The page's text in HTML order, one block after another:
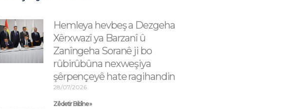
Hemleya hevbeş a Dezgeha
Xêrxwazî ya Barzanî û
Zanîngeha Soranê ji bo
rûbirûbûna nexweşiya
şêrpençeyê hate ragihandin
28/07/2026
Zêdetir Bibîne »